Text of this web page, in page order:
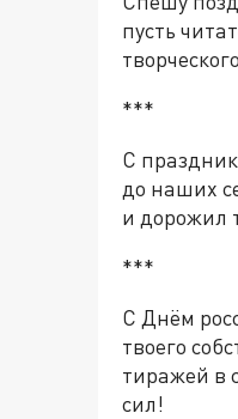
пусть
***
С
до наших
и дорожил
***
С Днём
твоего
тиражей в
сил!